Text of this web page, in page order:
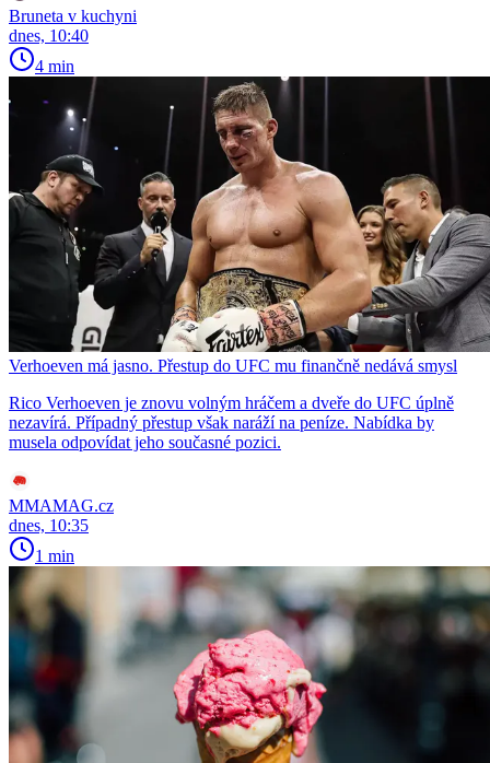
Bruneta v kuchyni
dnes, 10:40
4 min
Verhoeven má jasno. Přestup do UFC mu finančně nedává smysl
Rico Verhoeven je znovu volným hráčem a dveře do UFC úplně
nezavírá. Případný přestup však naráží na peníze. Nabídka by
musela odpovídat jeho současné pozici.
MMAMAG.cz
dnes, 10:35
1 min